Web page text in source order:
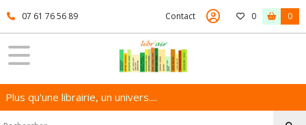
07 61 76 56 89 Contact 0 0
Plus qu'une librairie, un univers....